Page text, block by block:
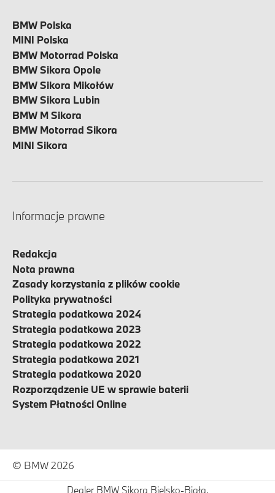
Dealer BMW Sikora Bielsko-Biała.
BMW Polska
MINI Polska
BMW Motorrad Polska
BMW Sikora Opole
BMW Sikora Mikołów
BMW Sikora Lubin
BMW M Sikora
BMW Motorrad Sikora
MINI Sikora
Informacje prawne
Redakcja
Nota prawna
Zasady korzystania z plików cookie
Polityka prywatności
Strategia podatkowa 2024
Strategia podatkowa 2023
Strategia podatkowa 2022
Strategia podatkowa 2021
Strategia podatkowa 2020
Rozporządzenie UE w sprawie baterii
System Płatności Online
© BMW 2026